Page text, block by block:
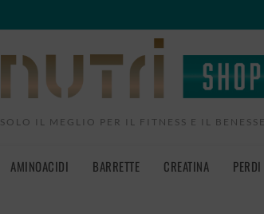
SOLO IL MEGLIO PER IL FITNESS E IL
AMINOACIDI BARRETTE CREATINA PERDI